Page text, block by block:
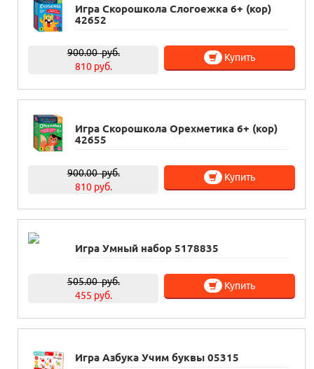
Игра Скорошкола Слогоежка 6+ (кор)
42652
900.00руб.
810 руб.
Купить
Игра Скорошкола Орехметика 6+ (кор)
42655
900.00руб.
810 руб.
Купить
Игра Умный набор 5178835
505.00руб.
455 руб.
Купить
Игра Азбука Учим буквы 05315